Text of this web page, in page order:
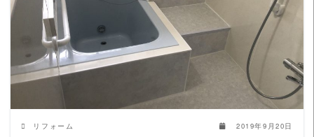
READ MORE
リフォーム 2019年9月20日